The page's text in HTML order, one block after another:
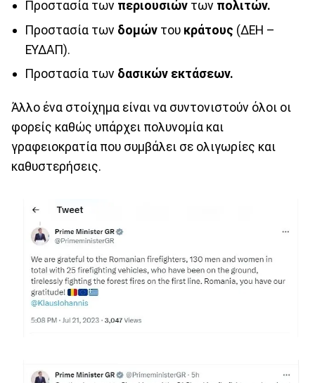
Προστασία των περιουσιώντων πολιτών.
Προστασία των δομώντου κράτους (ΔΕΗ –
ΕΥΔΑΠ).
Προστασία των δασικών εκτάσεων.
Άλλο ένα στοίχημα είναι να συντονιστούν όλοι οι
φορείς καθώς υπάρχει πολυνομία και
γραφειοκρατία που συμβάλει σε ολιγωρίες και
καθυστερήσεις.